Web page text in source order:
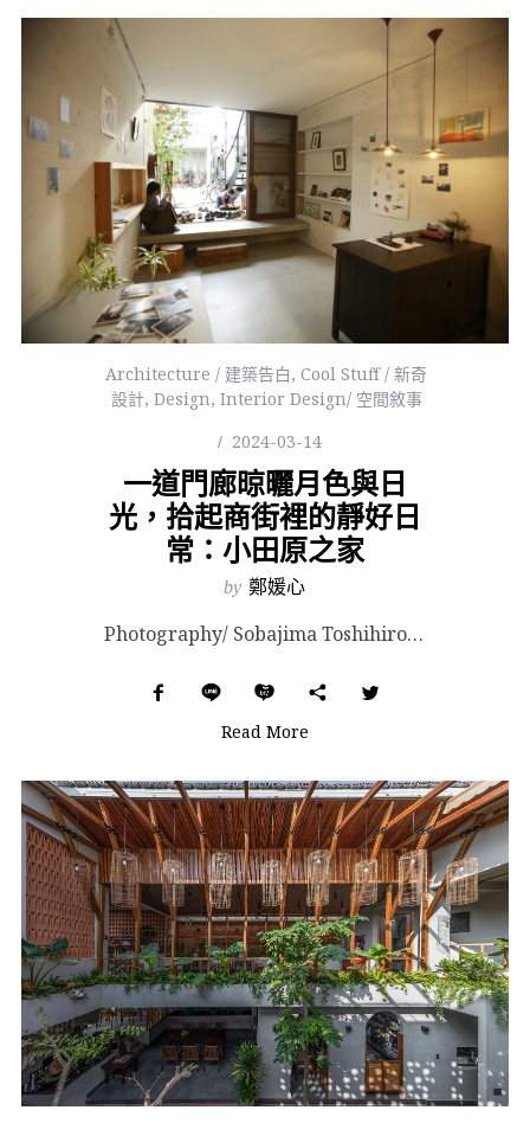
Architecture / 建築告白,Cool Stuff / 新奇
設計, Design, Interior Design/ 空間敘事
2024-03-14
一道門廊晾曬月色與日
光，拾起商街裡的靜好日
常：小田原之家
by 鄭媛心
Photography/ Sobajima Toshihiro & Nishikubo Ta...
Read More